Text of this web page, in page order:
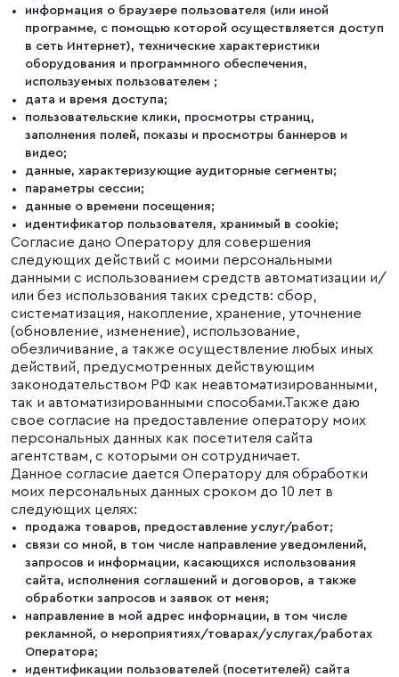
информация о браузере пользователя (или иной
программе, с помощью которой осуществляется доступ
в сеть Интернет), технические характеристики
оборудования и программного обеспечения,
используемых пользователем ;
дата и время доступа;
пользовательские клики, просмотры страниц,
заполнения полей, показы и просмотры баннеров и
видео;
данные, характеризующие аудиторные сегменты;
параметры сессии;
данные о времени посещения;
идентификатор пользователя, хранимый в cookie;
Согласие дано Оператору для совершения
следующих действий с моими персональными
данными с использованием средств автоматизации и/
или без использования таких средств: сбор,
систематизация, накопление, хранение, уточнение
(обновление, изменение), использование,
обезличивание, а также осуществление любых иных
действий, предусмотренных действующим
законодательством РФ как неавтоматизированными,
так и автоматизированными способами.Также даю
свое согласие на предоставление оператору моих
персональных данных как посетителя сайта
агентствам, с которыми он сотрудничает.
Данное согласие дается Оператору для обработки
моих персональных данных сроком до 10 лет в
следующих целях:
продажа товаров, предоставление услуг/работ;
связи со мной, в том числе направление уведомлений,
запросов и информации, касающихся использования
сайта, исполнения соглашений и договоров, а также
обработки запросов и заявок от меня;
направление в мой адрес информации, в том числе
рекламной, о мероприятиях/товарах/услугах/работах
Оператора;
идентификации пользователей (посетителей) сайта